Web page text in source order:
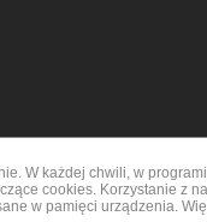
W każdej chwili, w
cookies. Korzystanie z
w pamięci urządzenia.